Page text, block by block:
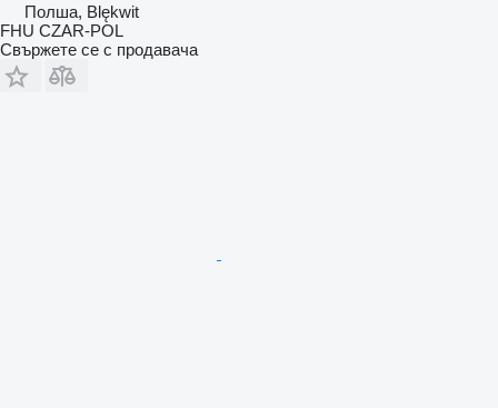
Полша, Blękwit
FHU CZAR-POL
Свържете се с продавача